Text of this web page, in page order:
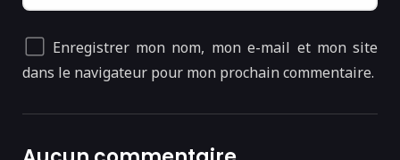
Enregistrer mon nom, mon e-mail et mon site
dans le navigateur pour mon prochain commentaire.